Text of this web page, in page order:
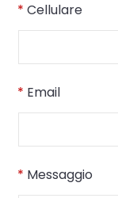
* Cellulare
* Email
* Messaggio